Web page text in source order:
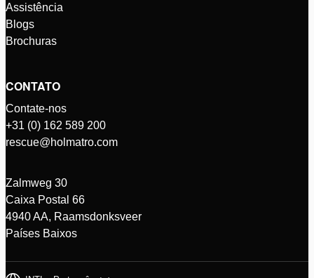
Assistência
Blogs
Brochuras
CONTATO
Contate-nos
+31 (0) 162 589 200
rescue@holmatro.com
Zalmweg 30
Caixa Postal 66
4940 AA, Raamsdonksveer
Países Baixos